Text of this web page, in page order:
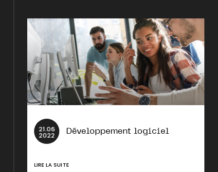
21.06
2022 Développement logiciel
LIRE LA SUITE